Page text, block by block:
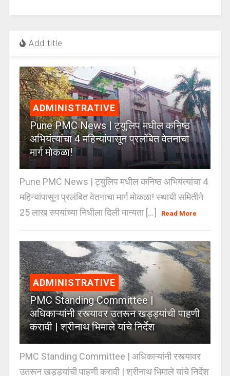
Add title
ADMINISTRATIVE
Pune PMC News | ट्युलिप मधील कनिष्ठ
अभियंत्यांचा 4 महिन्यांपासून प्रलंबित वेतनाचा
मार्ग मोकळा!
Pune PMC News | ट्युलिप मधील कनिष्ठ अभियंत्यांचा 4
महिन्यांपासून प्रलंबित वेतनाचा मार्ग मोकळा! स्थायी समितीने
25 लाख रुपयांच्या निधीला दिली मान्यता [...]
Read More
ADMINISTRATIVE
PMC Standing Committee |
अधिकाऱ्यांनी रस्त्यावर उतरून खड्ड्यांची पाहणी
करावी | श्रीनाथ भिमाले यांचे निर्देश
PMC Standing Committee | अधिकाऱ्यांनी रस्त्यावर
उतरून खड्ड्यांची पाहणी करावी | श्रीनाथ भिमाले यांचे निर्देश